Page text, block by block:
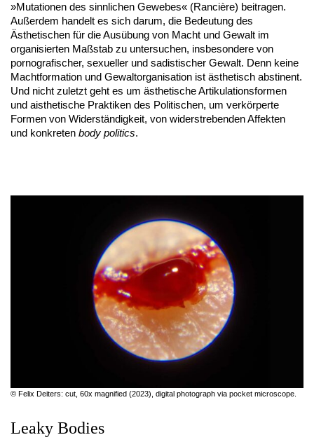
»Mutationen des sinnlichen Gewebes« (Rancière) beitragen.
Außerdem handelt es sich darum, die Bedeutung des
Ästhetischen für die Ausübung von Macht und Gewalt im
organisierten Maßstab zu untersuchen, insbesondere von
pornografischer, sexueller und sadistischer Gewalt. Denn keine
Machtformation und Gewaltorganisation ist ästhetisch abstinent.
Und nicht zuletzt geht es um ästhetische Artikulationsformen
und aisthetische Praktiken des Politischen, um verkörperte
Formen von Widerständigkeit, von widerstrebenden Affekten
und konkreten body politics.
© Felix Deiters: cut, 60x magnified (2023), digital photograph via pocket microscope.
Leaky Bodies